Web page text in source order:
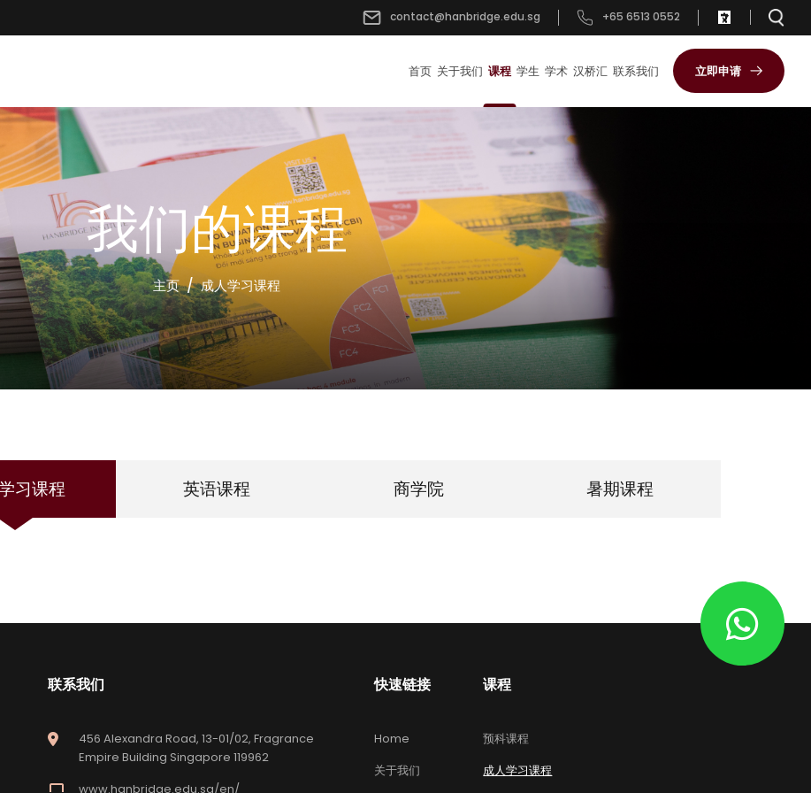
contact@hanbridge.edu.sg +65 6513 0552
立即申请
首页 关于我们 课程 学生 学术 汉桥汇 联系我们
我们的课程
主页 成人学习课程
习课程 英语课程 商学院 暑期课程
联系我们
456 Alexandra Road, 13-01/02, Fragrance
Empire Building Singapore 119962
www.hanbridge.edu.sg/en/
快速链接
Home
关于我们
课程
预科课程
成人学习课程